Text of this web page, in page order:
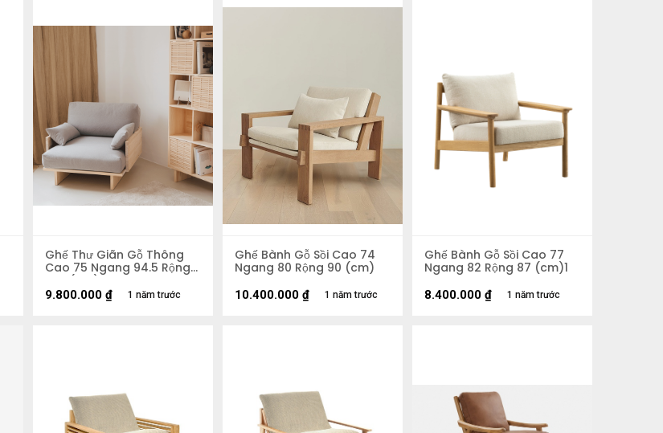
Ghế Thư Giãn Gỗ Thông
Cao 75 Ngang 94.5 Rộng
91.5 (cm)
1 năm trước
9.800.000 ₫
Ghế Bành Gỗ Sồi Cao 74
Ngang 80 Rộng 90 (cm)
1 năm trước
10.400.000 ₫
Ghế Bành Gỗ Sồi Cao 77
Ngang 82 Rộng 87 (cm)1
1 năm trước
8.400.000 ₫